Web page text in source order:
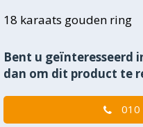
18 karaats gouden ring
Bent u geïnteresseerd
dan om dit product te
010